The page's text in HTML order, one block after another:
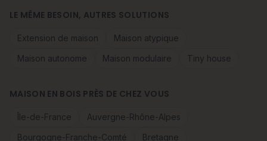
LE MÊME BESOIN, AUTRES SOLUTIONS
Extension de maison
Maison atypique
Maison autonome
Maison modulaire Tiny house
MAISON EN BOIS PRÈS DE CHEZ VOUS
Île-de-France
Auvergne-Rhône-Alpes
Bourgogne-Franche-Comté
Bretagne